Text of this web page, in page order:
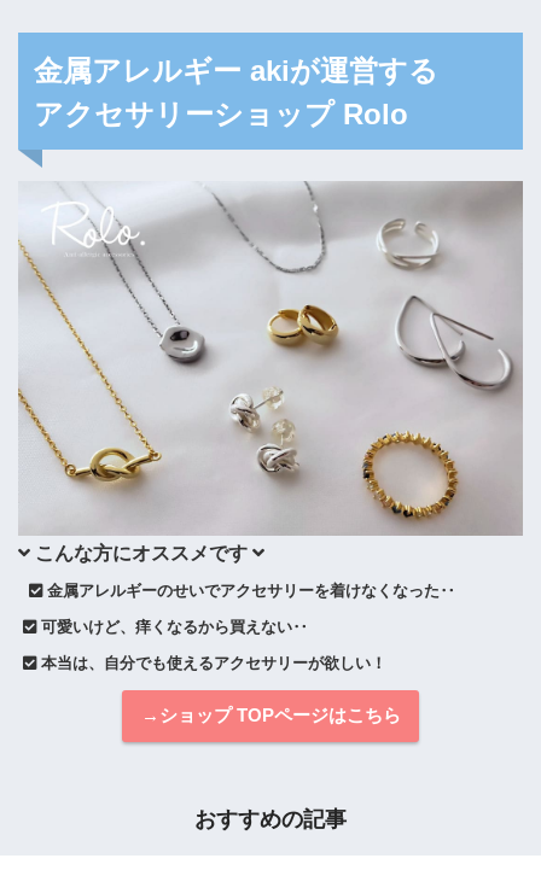
金属アレルギー akiが運営する
アクセサリーショップ Rolo
こんな方にオススメです
金属アレルギーのせいでアクセサリーを着けなくなった‥
可愛いけど、痒くなるから買えない‥
本当は、自分でも使えるアクセサリーが欲しい！
→ショップ TOPページはこちら
おすすめの記事